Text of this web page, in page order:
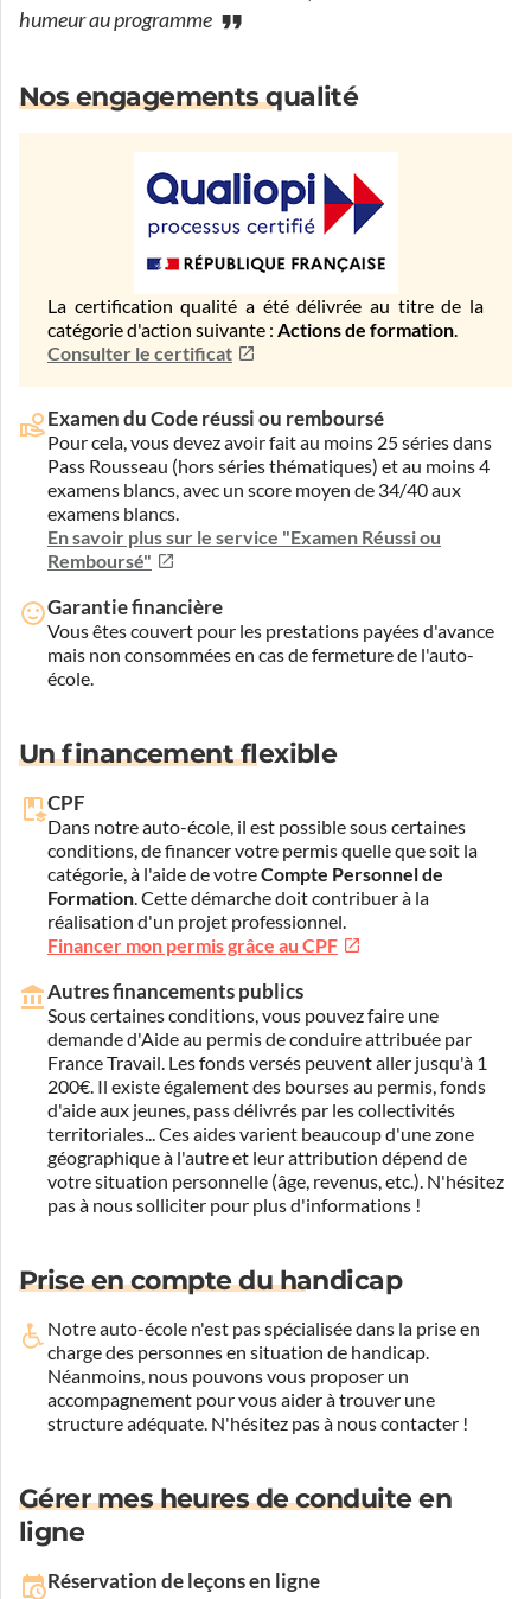
humeur au programme
Nos engagements qualité
La certification qualité a été délivrée au titre de la
catégorie d'action suivante : Actions de formation.
Consulter le certificat
Examen du Code réussi ou remboursé
Pour cela, vous devez avoir fait au moins 25 séries dans
Pass Rousseau (hors séries thématiques) et au moins 4
examens blancs, avec un score moyen de 34/40 aux
examens blancs.
En savoir plus sur le service "Examen Réussi ou
Remboursé"
Garantie financière
Vous êtes couvert pour les prestations payées d'avance
mais non consommées en cas de fermeture de l'auto-
école.
Un financement flexible
CPF
Dans notre auto-école, il est possible sous certaines
conditions, de financer votre permis quelle que soit la
catégorie, à l'aide de votreCompte Personnel de
Formation. Cette démarche doit contribuer à la
réalisation d'un projet professionnel.
Financer mon permis grâce au CPF
Autres financements publics
Sous certaines conditions, vous pouvez faire une
demande d'Aide au permis de conduire attribuée par
France Travail. Les fonds versés peuvent aller jusqu'à 1
200€. Il existe également des bourses au permis, fonds
d'aide aux jeunes, pass délivrés par les collectivités
territoriales... Ces aides varient beaucoup d'une zone
géographique à l'autre et leur attribution dépend de
votre situation personnelle (âge, revenus, etc.). N'hésitez
pas à nous solliciter pour plus d'informations !
Prise en compte du handicap
Notre auto-école n'est pas spécialisée dans la prise en
charge des personnes en situation de handicap.
Néanmoins, nous pouvons vous proposer un
accompagnement pour vous aider à trouver une
structure adéquate. N'hésitez pas à nous contacter !
Gérer mes heures de conduite en
ligne
Réservation de leçons en ligne